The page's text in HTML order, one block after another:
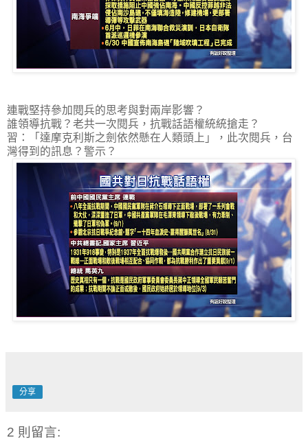
連戰堅持參加閱兵的思考與對兩岸影響？
誰領導抗戰？老共一次閱兵，抗戰話語權統統搶走？
習：「達摩克利斯之劍依然懸在人類頭上」，此次閱兵，台
灣得到的訊息？警示？
分享
2 則留言: